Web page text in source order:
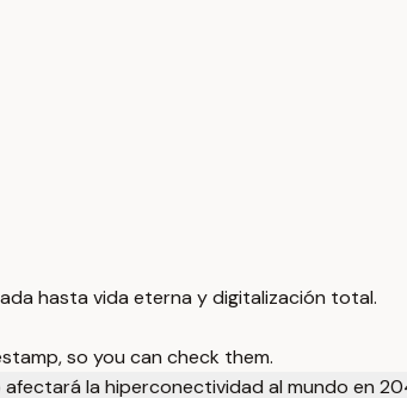
hasta vida eterna y digitalización total.
so you can check them.
afectará la hiperconectividad al mundo en